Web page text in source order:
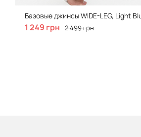
Базовые джинсы WIDE-LEG, Light
1 249 грн 2 499 грн